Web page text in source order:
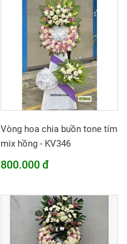
Vòng hoa chia buồn tone tím
mix hồng - KV346
800.000 đ